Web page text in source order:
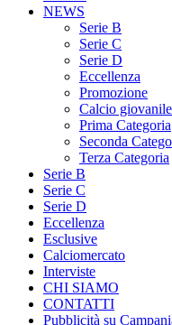
NEWS
Serie B
Serie C
Serie D
Eccellenza
Promozione
Calcio giovanile
Prima Categoria
Seconda
Terza Categoria
Serie B
Serie C
Serie D
Eccellenza
Esclusive
Calciomercato
Interviste
CHI SIAMO
CONTATTI
Pubblicità su